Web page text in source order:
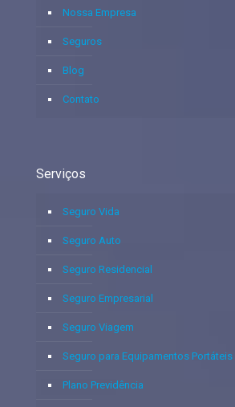
Nossa Empresa
Seguros
Blog
Contato
Serviços
Seguro Vida
Seguro Auto
Seguro Residencial
Seguro Empresarial
Seguro Viagem
Seguro para Equipamentos Portáteis
Plano Previdência